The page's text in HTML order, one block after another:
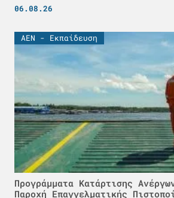
06.08.26
ΑΕΝ - Εκπαίδευση
Προγράμματα Κατάρτισης
Παροχή Επαγγελματικής